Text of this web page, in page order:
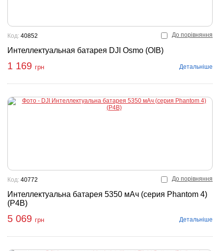
До порівняння
Интеллектуальная батарея DJI Osmo (OIB)
Код: 40852
1 169 грн Детальніше
До порівняння
Интеллектуальна батарея 5350 мАч (серия Phantom 4)
(P4B)
Код: 40772
5 069 грн Детальніше